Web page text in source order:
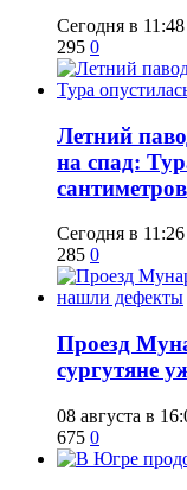
Сегодня в 11:48
295 0
​Летний
на спад:
сантиметров
Сегодня в 11:26
285 0
​Проезд
сургутяне
08 августа в
675 0